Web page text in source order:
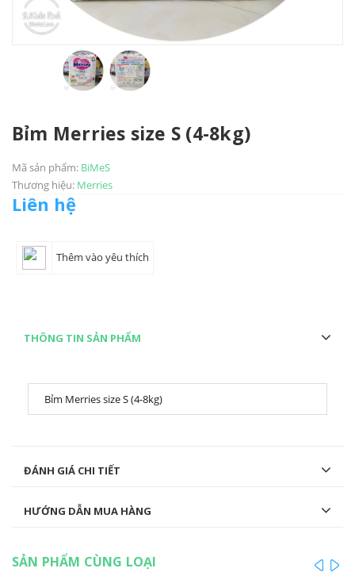
Bỉm Merries size S (4-8kg)
Mã sản phẩm: BiMeS
Thương hiệu: Merries
Liên hệ
Thêm vào yêu thích
THÔNG TIN SẢN PHẨM
ĐÁNH GIÁ CHI TIẾT
HƯỚNG DẪN MUA HÀNG
SẢN PHẨM CÙNG LOẠI prev